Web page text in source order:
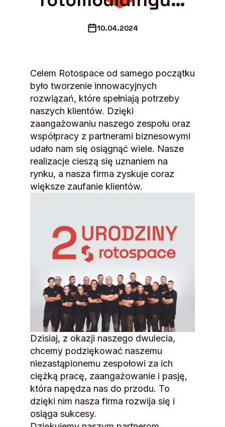
10.04.2024
Celem Rotospace od samego początku
było tworzenie innowacyjnych
rozwiązań, które spełniają potrzeby
naszych klientów. Dzięki
zaangażowaniu naszego zespołu oraz
współpracy z partnerami biznesowymi
udało nam się osiągnąć wiele. Nasze
realizacje cieszą się uznaniem na
rynku, a nasza firma zyskuje coraz
większe zaufanie klientów.
Dzisiaj, z okazji naszego dwulecia,
chcemy podziękować naszemu
niezastąpionemu zespołowi za ich
ciężką pracę, zaangażowanie i pasję,
która napędza nas do przodu. To
dzięki nim nasza firma rozwija się i
osiąga sukcesy.